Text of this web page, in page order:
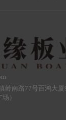
岭南路77号百鸿大厦
）